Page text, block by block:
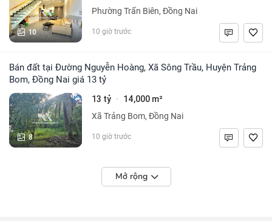
10
Phường Trấn Biên, Đồng Nai
10 giờ trước
Bán đất tại Đường Nguyễn Hoàng, Xã Sông Trầu, Huyện Trảng
Bom, Đồng Nai giá 13 tỷ
8
13 tỷ · 14,000 m²
Xã Trảng Bom, Đồng Nai
10 giờ trước
Mở rộng